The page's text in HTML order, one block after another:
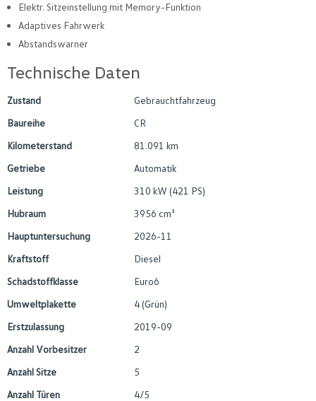
Elektr. Sitzeinstellung mit Memory-Funktion
Adaptives Fahrwerk
Abstandswarner
Technische Daten
Zustand
Gebrauchtfahrzeug
Baureihe
CR
Kilometerstand
81.091 km
Getriebe
Automatik
Leistung
310 kW (421 PS)
Hubraum
3956 cm³
Hauptuntersuchung
2026-11
Kraftstoff
Diesel
Schadstoffklasse
Euro6
Umweltplakette
4 (Grün)
Erstzulassung
2019-09
Anzahl Vorbesitzer
2
Anzahl Sitze
5
Anzahl Türen
4/5